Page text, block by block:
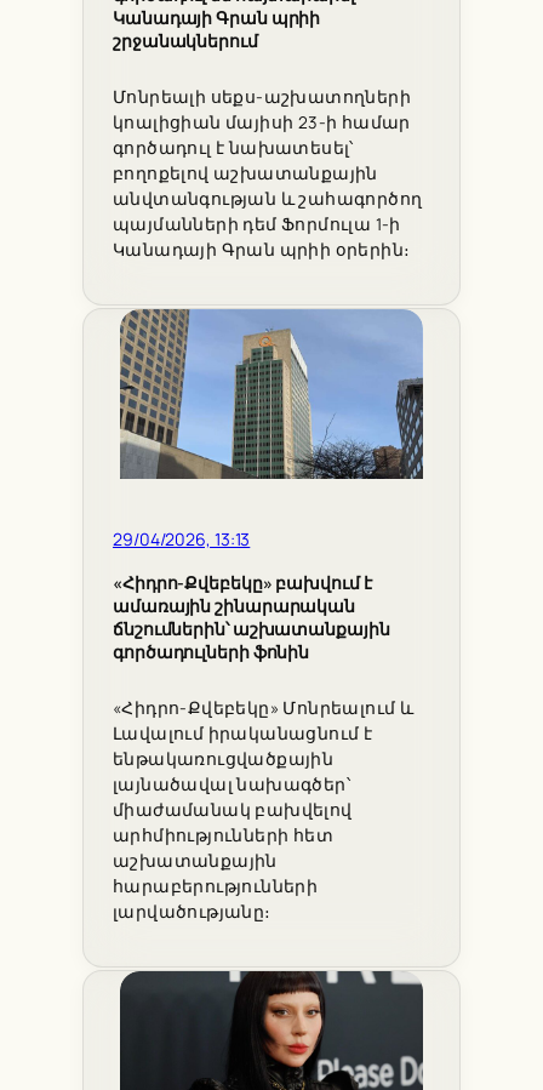
Կանադայի Գրան պրիի
շրջանակներում
Մոնրեալի սեքս-աշխատողների
կոալիցիան մայիսի 23-ի համար
գործադուլ է նախատեսել՝
բողոքելով աշխատանքային
անվտանգության և շահագործող
պայմանների դեմ Ֆորմուլա 1-ի
Կանադայի Գրան պրիի օրերին։
29/04/2026, 13:13
«Հիդրո-Քվեբեկը» բախվում է
ամառային շինարարական
ճնշումներին՝ աշխատանքային
գործադուլների ֆոնին
«Հիդրո-Քվեբեկը» Մոնրեալում և
Լավալում իրականացնում է
ենթակառուցվածքային
լայնածավալ նախագծեր՝
միաժամանակ բախվելով
արհմիությունների հետ
աշխատանքային
հարաբերությունների
լարվածությանը։